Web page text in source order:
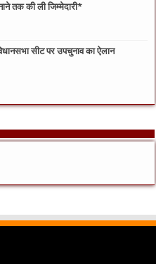
तक की ली जिम्मेदारी*
सीट पर उपचुनाव का ऐलान